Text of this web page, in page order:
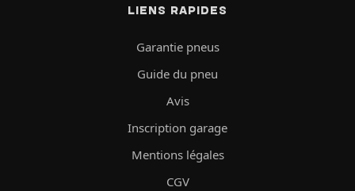
LIENS RAPIDES
Garantie pneus
Guide du pneu
Avis
Inscription garage
Mentions légales
CGV